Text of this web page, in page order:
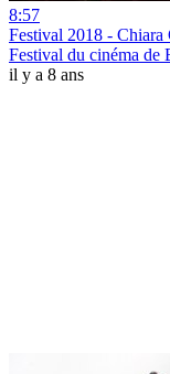
8:57
Festival 2018 -
Festival du cinéma de
il y a 8 ans